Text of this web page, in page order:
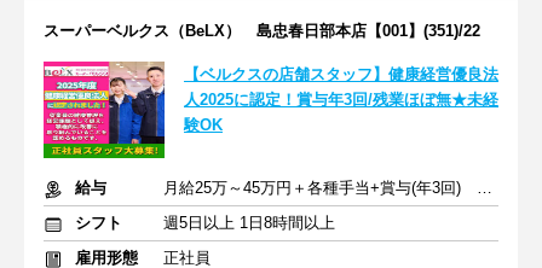
スーパーベルクス（BeLX） 島忠春日部本店【001】(351)/22
【ベルクスの店舗スタッフ】健康経営優良法
人2025に認定！賞与年3回/残業ほぼ無★未経
験OK
給与
月給25万～45万円＋各種手当+賞与(年3回) ※交通費支給
シフト
週5日以上 1日8時間以上
雇用形態
正社員